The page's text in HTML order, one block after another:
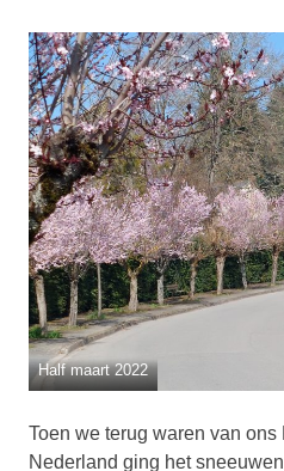
Half maart 2022
Toen we terug waren van ons
Nederland ging het